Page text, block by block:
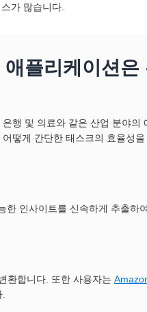
가 많습니다.
플리케이션은
행 및 의료와 같은 산업 분야의
떻게 간단한 태스크의 효율성
인사이트를 신속하게 추출하
환합니다. 또한 사용자는